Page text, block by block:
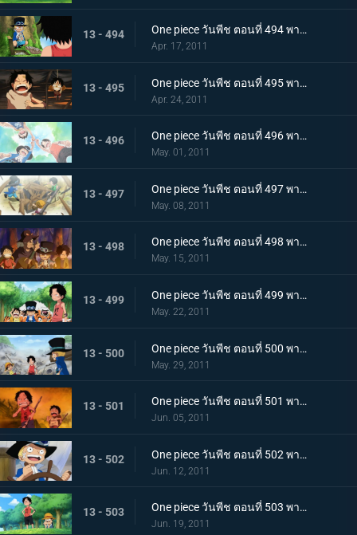
13 - 494 One piece วันพีช ตอนที่ 494 พากย์ไทย ซาโบะปรากฏตัว! เด็กชายจากเกรย์ เทอร์มินอล
Apr. 17, 2011
13 - 495 One piece วันพีช ตอนที่ 495 พากย์ไทย ฉันจะไม่หนี! การช่วยเหลืออันแน่วแน่ของเอส
Apr. 24, 2011
13 - 496 One piece วันพีช ตอนที่ 496 พากย์ไทย สักวัน! จะออกทะเล จอกสาบานของสามตัวแสบ
May. 01, 2011
13 - 497 One piece วันพีช ตอนที่ 497 พากย์ไทย บอกลากลุ่มดาดัน! สร้างฐานลับเสร็จแล้ว
May. 08, 2011
13 - 498 One piece วันพีช ตอนที่ 498 พากย์ไทย ลูฟี่ขอเป็นศิษย์!? ชายผู้เคยต่อสู้กับราชาโจรสลัด!
May. 15, 2011
13 - 499 One piece วันพีช ตอนที่ 499 พากย์ไทย ตัดสินกับเสือยักษ์! ใครกันที่จะได้เป็นกัปตัน!
May. 22, 2011
13 - 500 One piece วันพีช ตอนที่ 500 พากย์ไทย อิสระที่ถูกชิงไป! กับดักของขุนนางที่บีบคั้นสามพี่น้อง
May. 29, 2011
13 - 501 One piece วันพีช ตอนที่ 501 พากย์ไทย ไฟที่ถูกจุดขึ้น! เกรย์!เทอมินอล ตกอยู่ในอันตราย
Jun. 05, 2011
13 - 502 One piece วันพีช ตอนที่ 502 พากย์ไทย อิสระอยู่แห่งหนใด!? การออกเรือที่แสนเศร้าของเด็กชาย
Jun. 12, 2011
13 - 503 One piece วันพีช ตอนที่ 503 พากย์ไทย ฝากดูแลด้วย! จดหมายที่พี่น้องทิ้งไว้!
Jun. 19, 2011